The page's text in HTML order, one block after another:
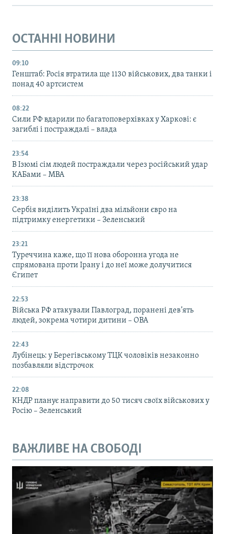
ОСТАННІ НОВИНИ
09:10
Генштаб: Росія втратила ще 1130 військових, два танки і
понад 40 артсистем
08:22
Сили РФ вдарили по багатоповерхівках у Харкові: є
загиблі і постраждалі – влада
23:54
В Ізюмі сім людей постраждали через російський удар
КАБами – МВА
23:38
Сербія виділить Україні два мільйони євро на
підтримку енергетики – Зеленський
23:21
Туреччина каже, що її нова оборонна угода не
спрямована проти Ірану і до неї може долучитися
Єгипет
22:53
Війська РФ атакували Павлоград, поранені дев’ять
людей, зокрема чотири дитини – ОВА
22:43
Лубінець: у Берегівському ТЦК чоловіків незаконно
позбавляли відстрочок
22:08
КНДР планує направити до 50 тисяч своїх військових у
Росію – Зеленський
ВАЖЛИВЕ НА СВОБОДІ